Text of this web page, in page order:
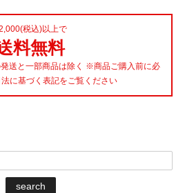
税込)以上で
料無料
送と一部商品は除く ※商品ご購入前に必
に基づく表記をご覧ください
search